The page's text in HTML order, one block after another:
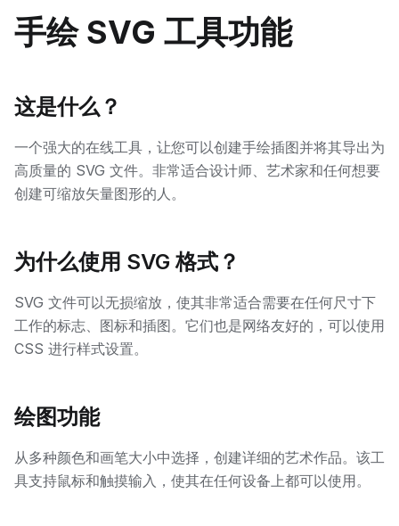
手绘 SVG 工具功能
这是什么？
一个强大的在线工具，让您可以创建手绘插图并将其导出为
高质量的 SVG 文件。非常适合设计师、艺术家和任何想要
创建可缩放矢量图形的人。
为什么使用 SVG 格式？
SVG 文件可以无损缩放，使其非常适合需要在任何尺寸下
工作的标志、图标和插图。它们也是网络友好的，可以使用
CSS 进行样式设置。
绘图功能
从多种颜色和画笔大小中选择，创建详细的艺术作品。该工
具支持鼠标和触摸输入，使其在任何设备上都可以使用。